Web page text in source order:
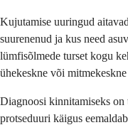
Kujutamise uuringud
suurenenud ja kus need
lümfisõlmede turset kogu
ühekeskne või
Diagnoosi kinnitamiseks
protseduuri käigus